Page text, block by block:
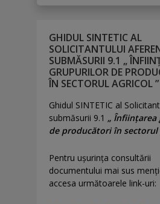
GHIDUL SINTETIC AL
SOLICITANTULUI
SUBMĂSURII 9.1 „
GRUPURILOR DE
ÎN SECTORUL AGRICOL ”
Ghidul SINTETIC al
submăsurii 9.1 „
de producători în sectorul
Pentru uşurinţa consultării
documentului mai sus
accesa următoarele link-uri: